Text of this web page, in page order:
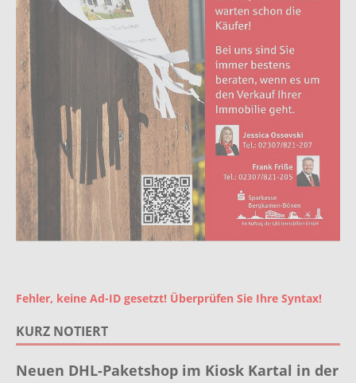
Fehler, keine Ad-ID gesetzt! Überprüfen Sie Ihre Syntax!
KURZ NOTIERT
Neuen DHL-Paketshop im Kiosk Kartal in der